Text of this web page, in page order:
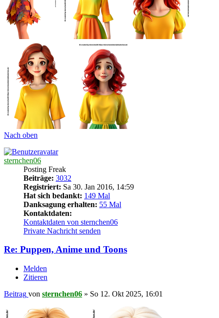
Nach oben
sternchen06
Posting Freak
Beiträge: 3032
Registriert: Sa 30. Jan 2016, 14:59
Hat sich bedankt: 149 Mal
Danksagung erhalten: 55 Mal
Kontaktdaten:
Kontaktdaten von sternchen06
Private Nachricht senden
Re: Puppen, Anime und Toons
Melden
Zitieren
Beitrag von sternchen06 » So 12. Okt 2025, 16:01